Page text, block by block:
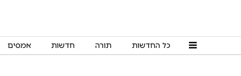
כל החדשות תורה חדשות אמסים